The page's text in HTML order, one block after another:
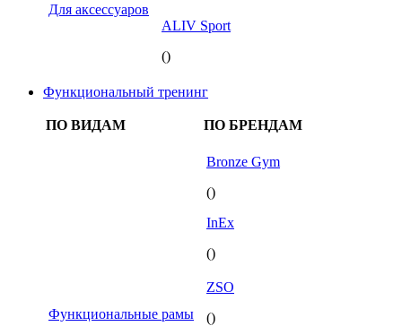
Для аксессуаров
ALIV Sport
()
Функциональный тренинг
ПО ВИДАМ ПО БРЕНДАМ
Функциональные рамы
Bronze Gym
()
InEx
()
ZSO
()